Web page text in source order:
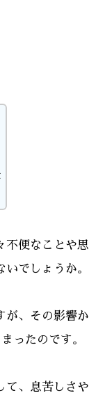
不便なことや思
でしょうか。
が、その影響か
ったのです。
て、息苦しさや